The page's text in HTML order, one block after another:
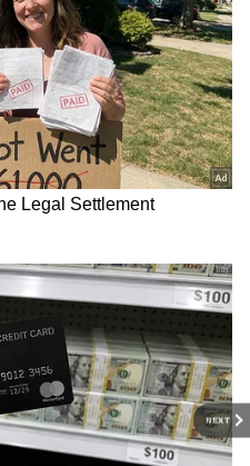
NEXT
ಒಂದು ರೂಪಾಯಿ ಖರ್ಚು
ಮಾಡದೆ ಇಷ್ಟು ಮಾಡಿ.. ಬೆಳಗ್ಗೆದ್ದು
ಕನ್ನಡಿ ನೋಡುವಷ್ಟರಲ್ಲಿ ಮೊಡವೆ
ಮಾಯ!